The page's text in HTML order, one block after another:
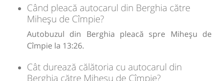
Când pleacă autocarul din Berghia către
Miheșu de Cîmpie?
Autobuzul din Berghia pleacă spre Miheșu de
Cîmpie la 13:26.
Cât durează călătoria cu autocarul din
Berghia către Miheșu de Cîmpie?